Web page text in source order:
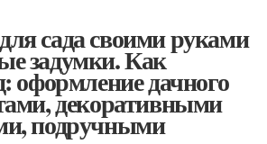
сада своими руками
задумки. Как
оформление дачного
декоративными
подручными